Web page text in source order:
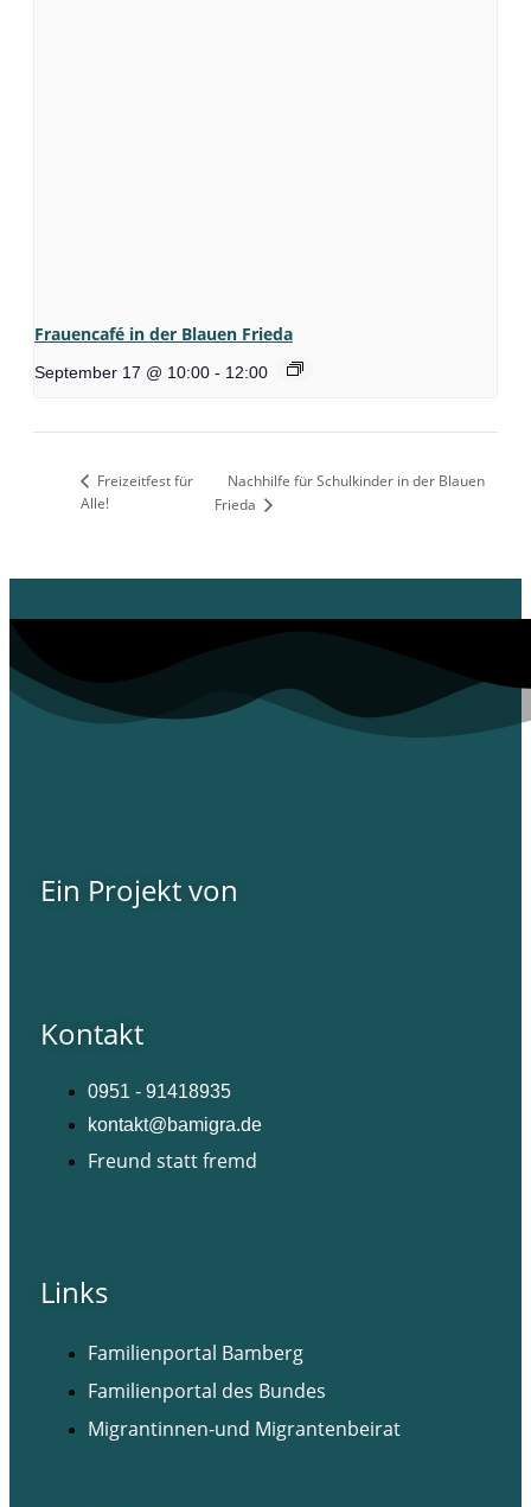
Frauencafé in der Blauen Frieda
September 17 @ 10:00 - 12:00
Freizeitfest für
Alle!
Nachhilfe für Schulkinder in der Blauen
Frieda
Ein Projekt von
Kontakt
0951 - 91418935
kontakt@bamigra.de
Freund statt fremd
Links
Familienportal Bamberg
Familienportal des Bundes
Migrantinnen-und Migrantenbeirat